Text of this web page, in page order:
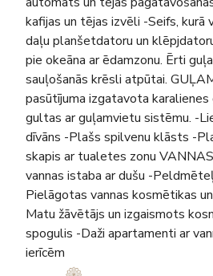
kafijas un tējas izvēli -Seifs,
daļu planšetdatoru un
pie okeāna ar ēdamzonu. Ērti
sauļošanās krēsli atpūtai.
pasūtījuma izgatavota
gultas ar guļamvietu sistēmu. -
dīvāns -Plašs spilvenu klāsts -
skapis ar tualetes zonu
vannas istaba ar dušu -
Pielāgotas vannas kosmētikas
Matu žāvētājs un izgaismots
spogulis -Daži apartamenti ar
ierīcēm